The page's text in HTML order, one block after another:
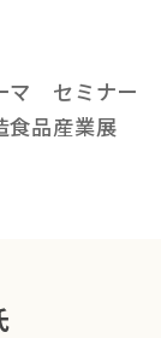
マ セミナー
食品産業展